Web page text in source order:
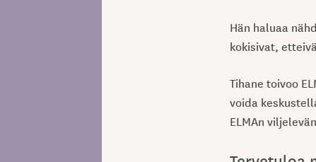
Hän haluaa
kokisivat,
Tihane toivoo
voida
ELMAn